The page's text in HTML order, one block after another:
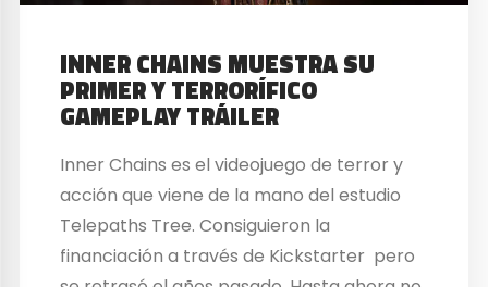
INNER CHAINS MUESTRA SU
PRIMER Y TERRORÍFICO
GAMEPLAY TRÁILER
Inner Chains es el videojuego de terror y
acción que viene de la mano del estudio
Telepaths Tree. Consiguieron la
financiación a través de Kickstarter pero